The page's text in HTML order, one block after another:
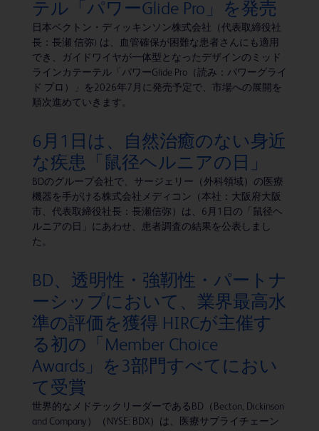
テル「パワーGlide Pro」を発売
日本ベクトン・ディッキンソン株式会社（代表取締役社
長：長瀬 信弥) は、血管確保が困難な患者さんにも適用
でき、ガイドワイヤが一体型となったデザインのミッド
ラインカテーテル「パワーGlide Pro（読み：パワーグライ
ド プロ）」を2026年7月に発売予定で、市場への展開を
順次進めていきます。
6月1日は、自然治癒のない身近
な疾患「鼠径ヘルニアの日」
BDのグループ会社で、サージェリー（外科領域）の医療
機器を手がける株式会社メディコン（本社：大阪府大阪
市、代表取締役社長：長瀬信弥）は、6月1日の「鼠径ヘ
ルニアの日」にあわせ、患者調査の結果を公表しまし
た。
BD、透明性・強靭性・パートナ
ーシップにおいて、業界最高水
準の評価を獲得 HIRCが主催す
る初の「Member Choice
Awards」を3部門すべてにおい
て受賞
世界的なメドテックリーダーであるBD（Becton, Dickinson
and Company）（NYSE: BDX）は、医療サプライチェーン